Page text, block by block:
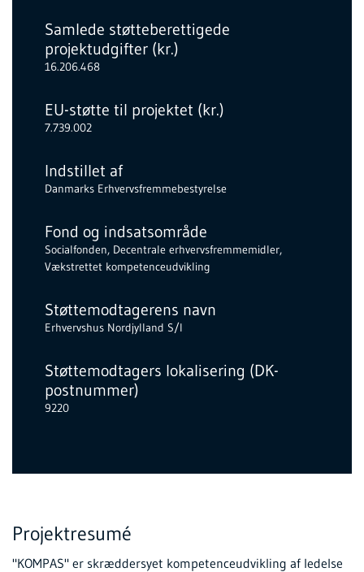
Samlede støtteberettigede
projektudgifter (kr.)
16.206.468
EU-støtte til projektet (kr.)
7.739.002
Indstillet af
Danmarks Erhvervsfremmebestyrelse
Fond og indsatsområde
Socialfonden, Decentrale erhvervsfremmemidler,
Vækstrettet kompetenceudvikling
Støttemodtagerens navn
Erhvervshus Nordjylland S/I
Støttemodtagers lokalisering (DK-
postnummer)
9220
Projektresumé
"KOMPAS" er skræddersyet kompetenceudvikling af ledelse